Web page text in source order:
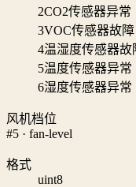
2CO2传感器异常
3VOC传感器故障
4温湿度传感器故
5温度传感器异常
6湿度传感器异常
风机档位
#5 · fan-level
格式
uint8